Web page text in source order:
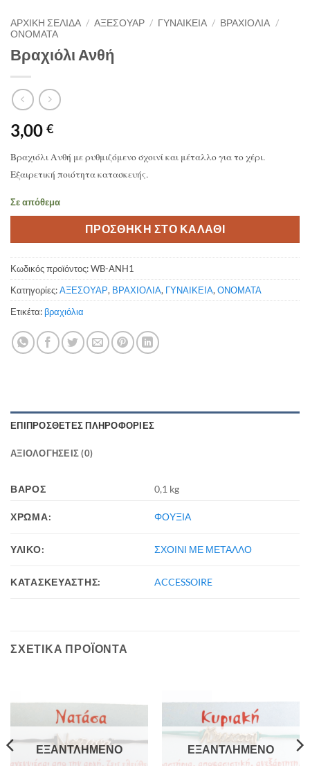
ΑΡΧΙΚΉ ΣΕΛΊΔΑ / ΑΞΕΣΟΥΑΡ / ΓΥΝΑΙΚΕΙΑ / ΒΡΑΧΙΟΛΙΑ /
ΟΝΟΜΑΤΑ
Βραχιόλι Ανθή
3,00 €
Βραχιόλι Ανθή με ρυθμιζόμενο σχοινί και μέταλλο για το χέρι.
Εξαιρετική ποιότητα κατασκευής.
Σε απόθεμα
ΠΡΟΣΘΗΚΗ ΣΤΟ ΚΑΛΑΘΙ
Κωδικός προϊόντος:WB-ANH1
Κατηγορίες:ΑΞΕΣΟΥΑΡ, ΒΡΑΧΙΟΛΙΑ, ΓΥΝΑΙΚΕΙΑ,ΟΝΟΜΑΤΑ
Ετικέτα: βραχιόλια
ΕΠΙΠΡΌΣΘΕΤΕΣ ΠΛΗΡΟΦΟΡΊΕΣ
ΑΞΙΟΛΟΓΉΣΕΙΣ (0)
ΒΆΡΟΣ 0,1 kg
ΧΡΩΜΑ: ΦΟΥΞΙΑ
ΥΛΙΚΟ: ΣΧΟΙΝΙ ΜΕ ΜΕΤΑΛΛΟ
ΚΑΤΑΣΚΕΥΑΣΤΗΣ: ACCESSOIRE
ΣΧΕΤΙΚΆ ΠΡΟΪΌΝΤΑ
ΕΞΑΝΤΛΗΜΈΝΟ ΕΞΑΝΤΛΗΜΈΝΟ